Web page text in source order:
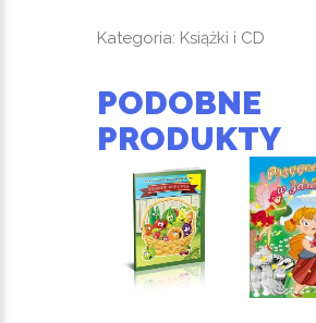
to
-
piosenka
instrumentalna
śpiewana
Kategoria: Książki i CD
PODOBNE
PRODUKTY